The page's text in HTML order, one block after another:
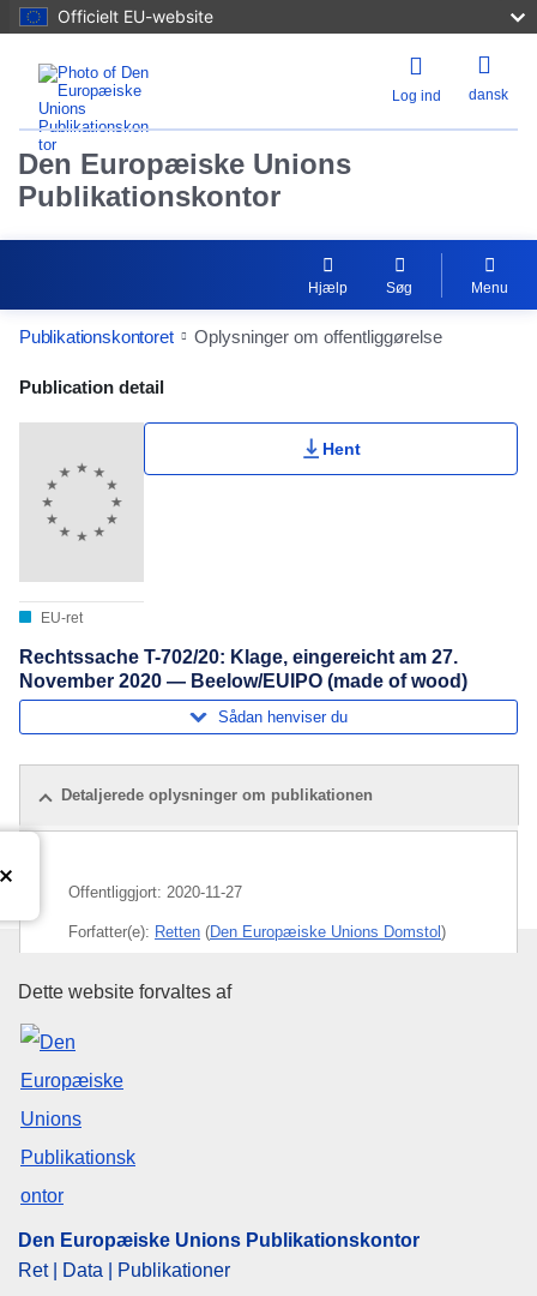
Officielt EU-website
Log ind dansk
Den Europæiske Unions
Publikationskontor
Hjælp Søg Menu
Publikationskontoret Oplysninger om offentliggørelse
Publication Detail Actions Portlet
Publication detail
EU-ret
Hent
Rechtssache T-702/20: Klage, eingereicht am 27.
November 2020 — Beelow/EUIPO (made of wood)
Sådan henviser du
Detaljerede oplysninger om publikationen
Offentliggjort: 2020-11-27
Forfatter(e): Retten (Den Europæiske Unions Domstol )
Emne:EU-varemærke,
CELEX : 62020TN0702
OJ : JOC_2021_028_R_0092
IMMC : REQ-T-0702-2020
Den Europæiske Unions
Dette website forvaltes af
Den Europæiske Unions Publikationskontor
Ret | Data | Publikationer